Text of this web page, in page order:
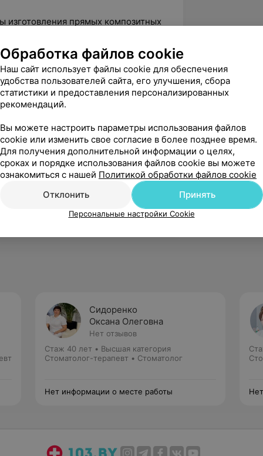
изготовления прямых композитных
эндодонтии».
из полиамидного волокна.
метод – Польша.
конгресс.
слизистой оболочки полости
конференция «День высокой
стоматология».
Сидоренко
Оксана Олеговна
Нет отзывов
Стаж 40 лет • Высшая категория
Стоматолог-терапевт • Стоматолог
Нет информации о месте работы
Обработка файлов cookie
Наш сайт использует файлы cookie для обеспечения
удобства пользователей сайта, его улучшения, сбора
статистики и предоставления персонализированных
рекомендаций.
Вы можете настроить параметры использования файлов
cookie или изменить свое согласие в более позднее время.
Для получения дополнительной информации о целях,
сроках и порядке использования файлов cookie вы можете
ознакомиться с нашей Политикой обработки файлов cookie
Отклонить
Принять
Персональные настройки Cookie